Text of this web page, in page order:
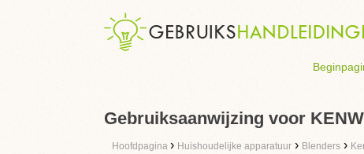
Gebruiksaanwijzing voor
Hoofdpagina › Huishoudelijke apparatuur › Blenders ›